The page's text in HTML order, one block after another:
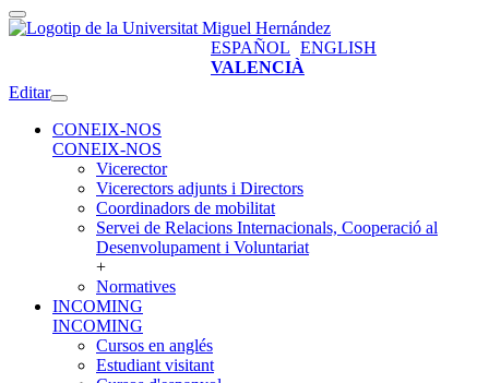
ESPAÑOL ENGLISH
VALENCIÀ
Editar
CONEIX-NOS
CONEIX-NOS
Vicerector
Vicerectors adjunts i Directors
Coordinadors de mobilitat
Servei de Relacions Internacionals, Cooperació al
Desenvolupament i Voluntariat
+
Normatives
INCOMING
INCOMING
Cursos en anglés
Estudiant visitant